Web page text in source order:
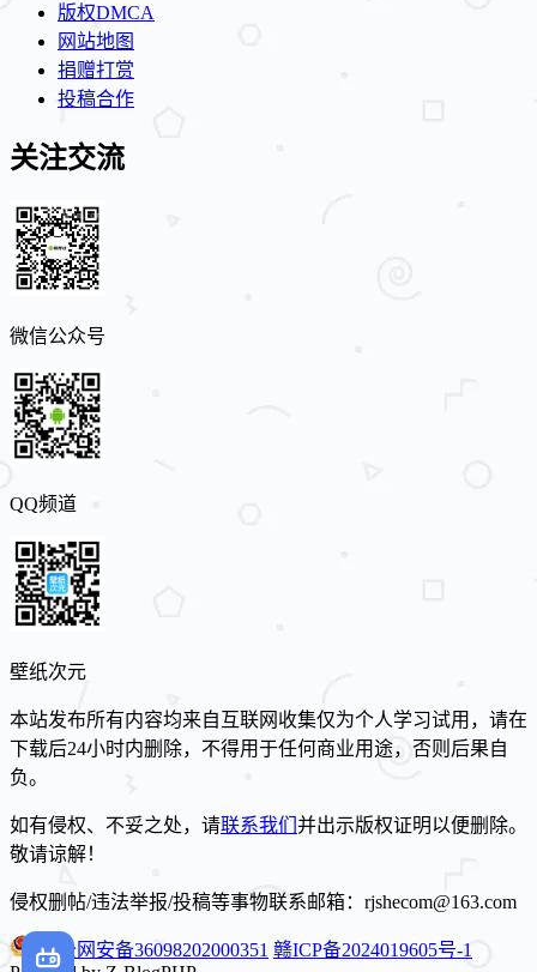
版权DMCA
网站地图
捐赠打赏
投稿合作
关注交流
微信公众号
QQ频道
壁纸次元
本站发布所有内容均来自互联网收集仅为个人学习试用，请在
下载后24小时内删除，不得用于任何商业用途，否则后果自
负。
如有侵权、不妥之处，请联系我们 并出示版权证明以便删除。
敬请谅解！
侵权删帖/违法举报/投稿等事物联系邮箱：rjshecom@163.com
赣公网安备36098202000351 赣ICP备2024019605号-1